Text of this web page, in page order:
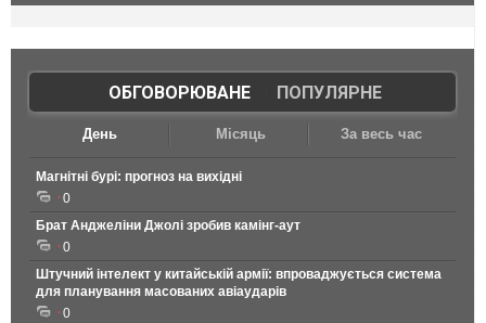
ОБГОВОРЮВАНЕ| ПОПУЛЯРНЕ
День Місяць За весь час
Магнітні бурі: прогноз на вихідні
0
Брат Анджеліни Джолі зробив камінг-аут
0
Штучний інтелект у китайській армії: впроваджується система
для планування масованих авіаударів
0